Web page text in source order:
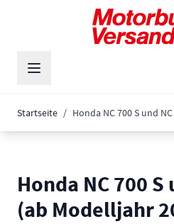
Zum Inhalt springen
Startseite / Honda NC 700 S und
Honda NC 700 S
(ab Modelljahr